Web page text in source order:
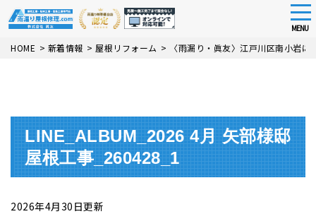
Skip
MENU
HOME > 新着情報 > 屋根リフォーム > 〈雨漏り・眞友〉江戸川区南小岩に
LINE_ALBUM_2026 4月 矢部様邸
屋根工事_260428_1
2026年4月30日更新